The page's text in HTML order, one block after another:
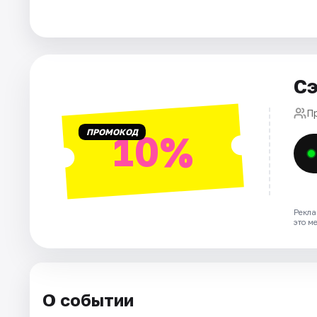
Города
Рейтинги ПРОМОКОД10%
это
О событии